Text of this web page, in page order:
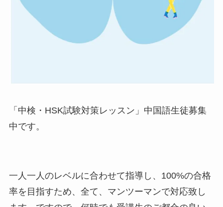
「中検・HSK試験対策レッスン」中国語生徒募集
中です。
一人一人のレベルに合わせて指導し、100%の合格
率を目指すため、全て、マンツーマンで対応致し